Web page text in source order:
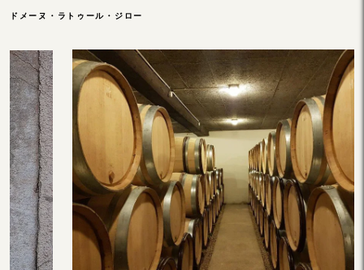
ドメーヌ・ラトゥール・ジロー